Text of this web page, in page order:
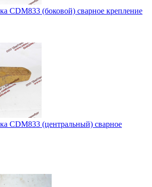
CDM833 (боковой) сварное крепление
CDM833 (центральный) сварное